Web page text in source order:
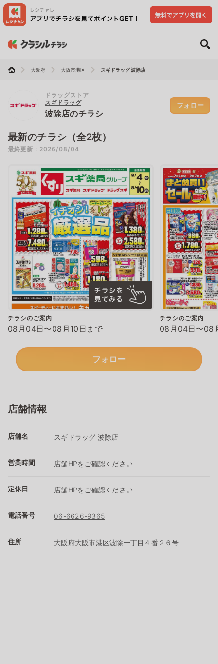
大阪府 大阪市港区 スギドラッグ 波除店
ドラッグストア
スギドラッグ
波除店のチラシ
フォロー
最新のチラシ（全2枚）
最終更新：2026/08/04
チラシのご案内
08月04日〜08月10日まで
チラシのご案内
08月04日〜08
フォロー
店舗情報
店舗名 スギドラッグ 波除店
営業時間 店舗HPをご確認ください
定休日 店舗HPをご確認ください
電話番号 06-6626-9365
住所 大阪府大阪市港区波除一丁目４番２６号